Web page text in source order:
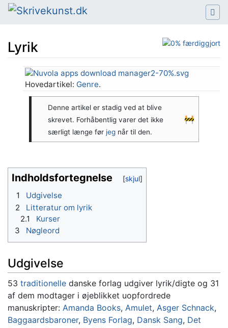
Lyrik
Hop til:navigering, søgning
Hovedartikel: Genre.
Denne artikel er stadig ved at blive
skrevet. Forhåbentlig varer det ikke
særligt længe før jeg når til den.
🚧
Indholdsfortegnelse
1
Udgivelse
2
Litteratur om lyrik
2.1
Kurser
3
Nøgleord
Udgivelse
53 traditionelle danske forlag udgiver lyrik/digte og 31
af dem modtager i øjeblikket uopfordrede
manuskripter: Amanda Books, Amulet, Asger Schnack,
Baggaardsbaroner, Byens Forlag, Dansk Sang, Det